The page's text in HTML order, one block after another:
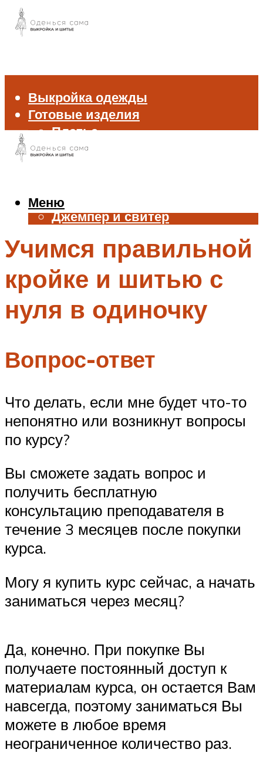
Выкройка одежды
Готовые изделия
Платье
Брюки
Жилет
Джемпер и свитер
Аксессуары
Меню
Меню
Учимся правильной
кройке и шитью с
нуля в одиночку
Вопрос-ответ
Что делать, если мне будет что-то
непонятно или возникнут вопросы
по курсу?
Вы сможете задать вопрос и
получить бесплатную
консультацию преподавателя в
течение 3 месяцев после покупки
курса.
Могу я купить курс сейчас, а начать
заниматься через месяц?
Да, конечно. При покупке Вы
получаете постоянный доступ к
материалам курса, он остается Вам
навсегда, поэтому заниматься Вы
можете в любое время
неограниченное количество раз.